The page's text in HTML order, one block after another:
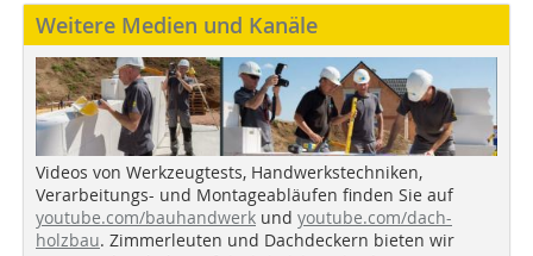
Weitere Medien und Kanäle
Videos von Werkzeugtests, Handwerkstechniken,
Verarbeitungs- und Montageabläufen finden Sie auf
youtube.com/bauhandwerk und youtube.com/dach-
holzbau. Zimmerleuten und Dachdeckern bieten wir